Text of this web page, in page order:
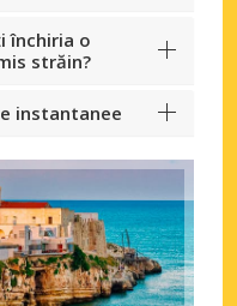
închiria o
străin?
instantanee